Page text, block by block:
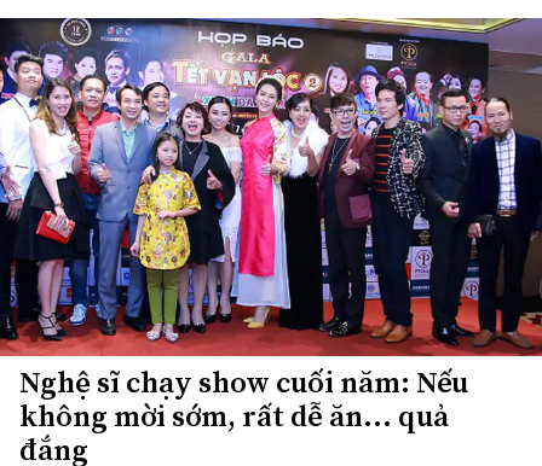
Nghệ sĩ chạy show cuối năm: Nếu
không mời sớm, rất dễ ăn... quả
đắng